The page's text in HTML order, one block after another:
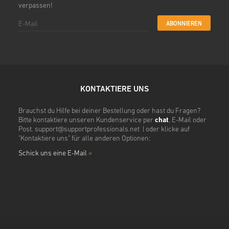
verpassen!
ABONNIEREN
KONTAKTIERE UNS
Brauchst du Hilfe bei deiner Bestellung oder hast du Fragen?
Bitte kontaktiere unseren Kundenservice per chat, E-Mail oder
Post. support@supportprofessionals.net| oder klicke auf
"Kontaktiere uns" für alle anderen Optionen:
Schick uns eine E-Mail »